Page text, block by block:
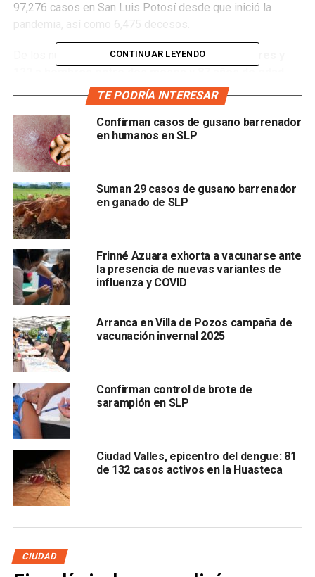
97,276 casos en San Luis Potosí desde que inició la
pandemia, así como 6,475 decesos.
De los nuevos casos,133 corresponden a mujeres y
242 locales y 13 foráneos
; 65 de los nuevos contagios con esquema de vacunación
Además,los decesos corresponden a diez mujeres y
cinco hombres de 30 a 92 años de edad,
de riesgo como: edad, hipertensión arterial, obesidad,
diabetes, EPOC, ERC, enfermedad cardiovascular y
tabaquismo.
Finalmente,
70 estables, 87 graves, y 34 intubas.
Lee también
compite para ser el mejor del 2021
ARTÍCULOS RELACIONADOS: CASOS
COVID-19
DEFUNCIONES
“El gobierno de Xavier Nava protegió a agresores”:
NO TE PIERDAS
CONTINUAR LEYENDO
TE PODRÍA INTERESAR
Confirman casos de gusano barrenador
en humanos en SLP
Suman 29 casos de gusano barrenador
en ganado de SLP
Frinné Azuara exhorta a vacunarse ante
la presencia de nuevas variantes de
influenza y COVID
Arranca en Villa de Pozos campaña de
vacunación invernal 2025
Confirman control de brote de
sarampión en SLP
Ciudad Valles, epicentro del dengue: 81
de 132 casos activos en la Huasteca
CIUDAD